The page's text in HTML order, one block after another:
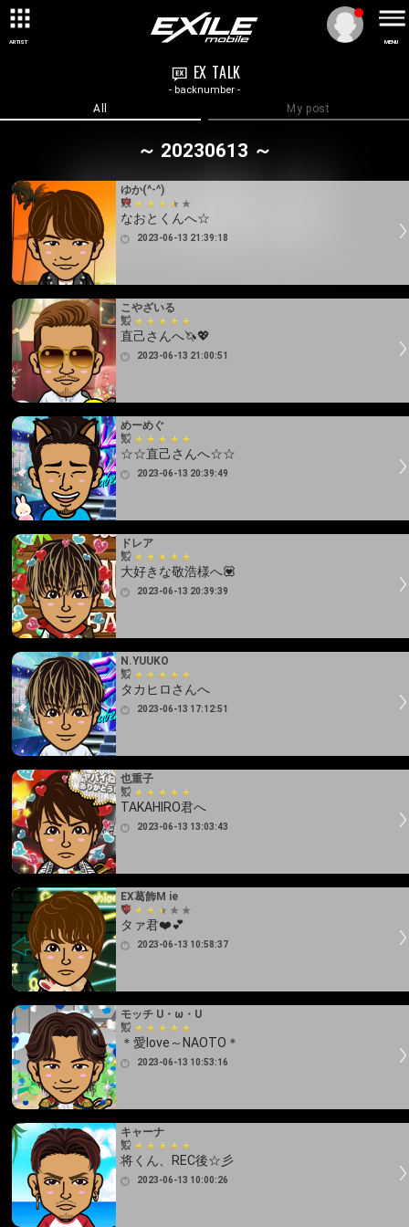
ARTIST MENU
EX TALK
- backnumber -
All My post
～ 20230613 ～
ゆか(^-^)
なおとくんへ☆
2023-06-13 21:39:18
こやざいる
直己さんへ🦄💖
2023-06-13 21:00:51
めーめぐ
☆☆直己さんへ☆☆
2023-06-13 20:39:49
ドレア
大好きな敬浩様へ💟
2023-06-13 20:39:39
N.YUUKO
タカヒロさんへ
2023-06-13 17:12:51
也重子
TAKAHIRO君へ
2023-06-13 13:03:43
EX葛飾M ie
タァ君❤️💕
2023-06-13 10:58:37
モッチ U・ω・U
＊愛love～NAOTO＊
2023-06-13 10:53:16
キャーナ
将くん、REC後☆彡
2023-06-13 10:00:26